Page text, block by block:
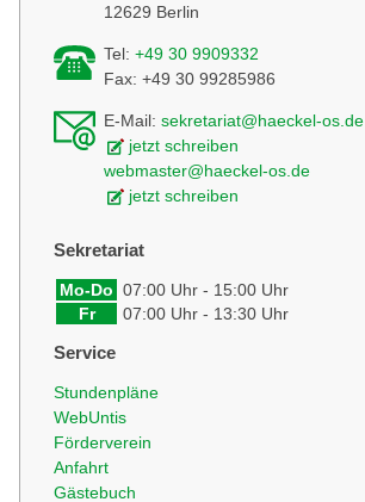
12629 Berlin
Tel: +49 30 9909332
Fax: +49 30 99285986
E-Mail: sekretariat@haeckel-os.de
jetzt schreiben
webmaster@haeckel-os.de
jetzt schreiben
Sekretariat
Mo-Do 07:00 Uhr - 15:00 Uhr
Fr
07:00 Uhr - 13:30 Uhr
Service
Stundenpläne
WebUntis
Förderverein
Anfahrt
Gästebuch